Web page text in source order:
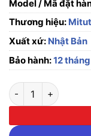
Model / Mã đặt
Thương hiệu:
Xuất xứ: Nhật Bản
Bảo hành:12 tháng
Thước cặp cơ khí